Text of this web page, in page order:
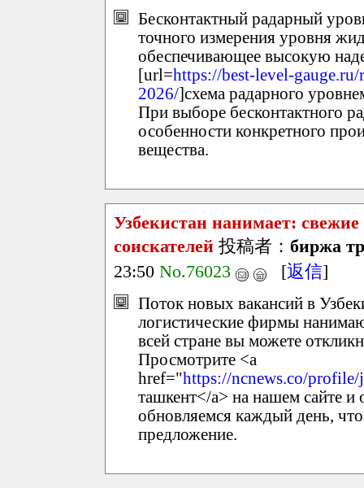
Бесконтактный радарный
точного измерения уровня
обеспечивающее высокую
[url=https://best-level-
2026/]схема радарного
При выборе бесконтактного
особенности конкретного
вещества.
Узбекистан нанимает:
соискателей 投稿者： биржа
23:50 No.76023 [返信]
Поток новых вакансий в
логистические фирмы
всей стране вы можете
Просмотрите <a
href="https://ncnews.co/
ташкент</a> на нашем сайте и
обновляемся каждый день,
предложение.